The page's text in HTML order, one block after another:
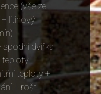
(vše ze
litinový
spodní dvířka
teploty +
teploty +
+ rošt